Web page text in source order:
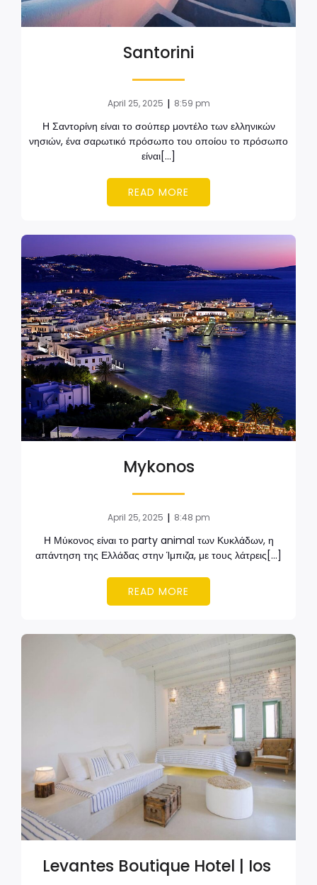
Santorini
April 25, 2025 | 8:59 pm
Η Σαντορίνη είναι το σούπερ μοντέλο των ελληνικών
νησιών, ένα σαρωτικό πρόσωπο του οποίου το πρόσωπο
είναι[…]
READ MORE
Mykonos
April 25, 2025 | 8:48 pm
Η Μύκονος είναι το party animal των Κυκλάδων, η
απάντηση της Ελλάδας στην Ίμπιζα, με τους λάτρεις[…]
READ MORE
Levantes Boutique Hotel | Ios